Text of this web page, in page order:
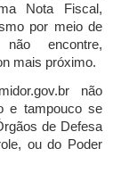
Nota Fiscal,
por meio de
encontre,
mais próximo.
não
e tampouco se
de Defesa
ou do Poder